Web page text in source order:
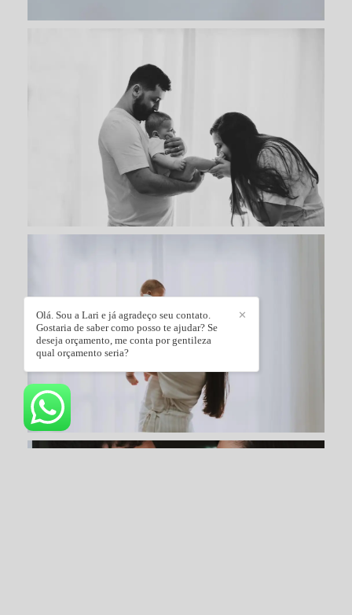
✕
Olá. Sou a Lari e já agradeço seu contato.
Gostaria de saber como posso te ajudar? Se
deseja orçamento, me conta por gentileza
qual orçamento seria?